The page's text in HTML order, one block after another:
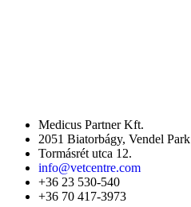
Medicus Partner Kft.
2051 Biatorbágy, Vendel Park
Tormásrét utca 12.
info@vetcentre.com
+36 23 530-540
+36 70 417-3973